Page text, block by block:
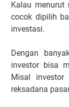
Kalau menurut
cocok dipilih
investasi.
Dengan
investor bisa
Misal investor
reksadana